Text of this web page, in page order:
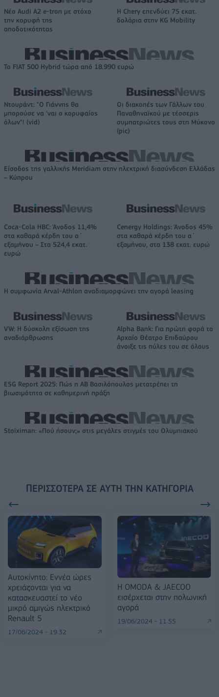
Νέο Audi A2 e-tron με στόχο
την κορυφή της
αποδοτικότητας
Η Chery επενδύει 75 εκατ.
δολάρια στην KG Mobility
Το FIAT 500 Hybrid τώρα από 18.990 ευρώ
Ντουράντ: "Ο Γιάννης θα
μπορούσε να 'ναι ο κορυφαίος
όλων"! (vid)
Οι διακοπές των Γάλλων του
Παναθηναϊκού με τέσσερις
συμπατριώτες τους στη Μύκονο
(pic)
Είσοδος της γαλλικής Meridiam στην ηλεκτρική διασύνδεση Ελλάδας
– Κύπρου
Coca-Cola HBC: Άνοδος 11,4%
στα καθαρά κέρδη του α΄
εξαμήνου – Στα 524,4 εκατ.
ευρώ
Cenergy Holdings: Άνοδος 45%
στα καθαρά κέρδη του α΄
εξαμήνου, στα 138 εκατ. ευρώ
Η συμφωνία Arval-Athlon αναδιαμορφώνει την αγορά leasing
VW: Η δύσκολη εξίσωση της
αναδιάρθρωσης
Alpha Bank: Για πρώτη φορά το
Αρχαίο Θέατρο Επιδαύρου
άνοιξε τις πύλες του σε όλους
ESG Report 2025: Πώς η ΑΒ Βασιλόπουλος μετατρέπει τη
βιωσιμότητα σε καθημερινή πράξη
Stoiximan: «Πού ήσουν;» στις μεγάλες στιγμές του Ολυμπιακού
ΠΕΡΙΣΣΌΤΕΡΑ ΣΕ ΑΥΤΉ ΤΗΝ ΚΑΤΗΓΟΡΊΑ
Αυτοκίνητο: Εννέα ώρες
χρειάζονται για να
κατασκευαστεί το νέο
μικρό αμιγώς ηλεκτρικό
Renault 5
17/06/2024 - 19:32
Η OMODA & JAECOO
εισέρχεται στην πολωνική
αγορά
19/06/2024 - 11:55